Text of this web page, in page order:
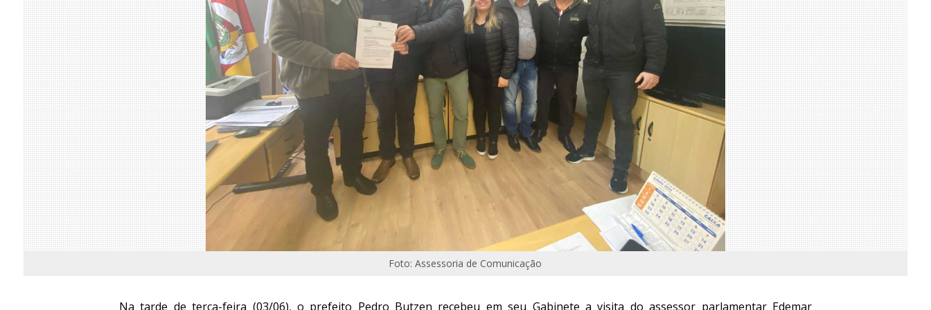
Foto: Assessoria de Comunicação
Na tarde de terça-feira (03/06), o prefeito Pedro Butzen recebeu em seu Gabinete a visita do assessor parlamentar Edemar